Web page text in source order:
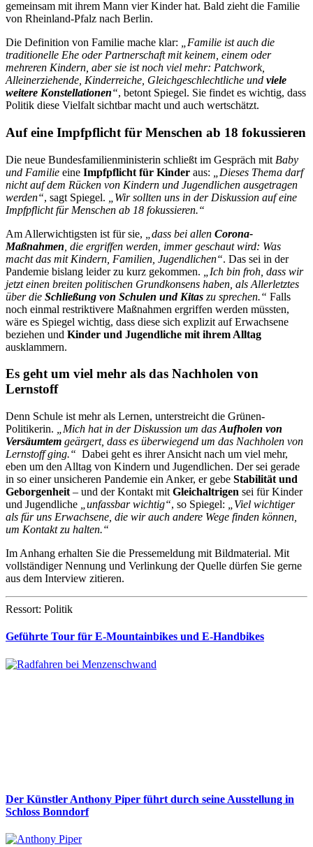
gemeinsam mit ihrem Mann vier Kinder hat. Bald zieht die Familie
von Rheinland-Pfalz nach Berlin.
Die Definition von Familie mache klar:
„Familie ist auch die
traditionelle Ehe oder Partnerschaft mit keinem, einem oder
mehreren Kindern, aber sie ist noch viel mehr: Patchwork,
Alleinerziehende, Kinderreiche, Gleichgeschlechtliche und viele
weitere Konstellationen“, betont Spiegel. Sie findet es wichtig, dass
Politik diese Vielfalt sichtbar macht und auch wertschätzt.
Auf eine Impfpflicht für Menschen ab 18 fokussieren
Die neue Bundesfamilienministerin schließt im Gespräch mit Baby
und Familie eine Impfpflicht für Kinder aus:
„Dieses Thema darf
nicht auf dem Rücken von Kindern und Jugendlichen ausgetragen
werden“, sagt Spiegel.
„Wir sollten uns in der Diskussion auf eine
Impfpflicht für Menschen ab 18 fokussieren.“
Am Allerwichtigsten ist für sie,
„dass bei allen Corona-
Maßnahmen , die ergriffen werden, immer geschaut wird: Was
macht das mit Kindern, Familien, Jugendlichen“. Das sei in der
Pandemie bislang leider zu kurz gekommen.
„Ich bin froh, dass wir
jetzt einen breiten politischen Grundkonsens haben, als Allerletztes
über die Schließung von Schulen und Kitas zu sprechen.“ Falls
noch einmal restriktivere Maßnahmen ergriffen werden müssten,
wäre es Spiegel wichtig, dass diese sich explizit auf Erwachsene
beziehen und Kinder und Jugendliche mit ihrem Alltag
ausklammern.
Es geht um viel mehr als das Nachholen von
Lernstoff
Denn Schule ist mehr als Lernen, unterstreicht die Grünen-
Politikerin.
„Mich hat in der Diskussion um das Aufholen von
Versäumtem geärgert, dass es überwiegend um das Nachholen von
Lernstoff ging.“ Dabei geht es ihrer Ansicht nach um viel mehr,
eben um den Alltag von Kindern und Jugendlichen. Der sei gerade
in so einer unsicheren Pandemie ein Anker, er gebe Stabilität und
Geborgenheit – und der Kontakt mit Gleichaltrigen sei für Kinder
und Jugendliche
„unfassbar wichtig“, so Spiegel:
„Viel wichtiger
als für uns Erwachsene, die wir auch andere Wege finden können,
um Kontakt zu halten.“
Im Anhang erhalten Sie die Pressemeldung mit Bildmaterial. Mit
vollständiger Nennung und Verlinkung der Quelle dürfen Sie gerne
aus dem Interview zitieren.
Ressort: Politik
Geführte Tour für E-Mountainbikes und E-Handbikes
Der Künstler Anthony Piper führt durch seine Ausstellung in
Schloss Bonndorf